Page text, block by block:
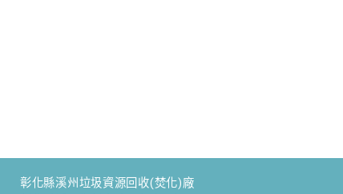
彰化縣溪州垃圾資源回收(焚化)廠